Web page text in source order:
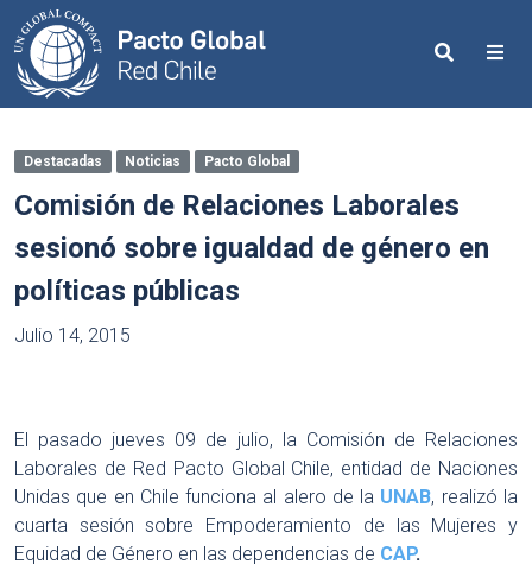
Search
Destacadas Noticias Pacto Global
Comisión de Relaciones Laborales
sesionó sobre igualdad de género en
políticas públicas
Julio 14, 2015
El pasado jueves 09 de julio, la Comisión de Relaciones
Laborales de Red Pacto Global Chile, entidad de Naciones
Unidas que en Chile funciona al alero de la UNAB, realizó la
cuarta sesión sobre Empoderamiento de las Mujeres y
Equidad de Género en las dependencias de CAP.